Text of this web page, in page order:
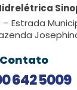
– Estrada
Contato
642 5009